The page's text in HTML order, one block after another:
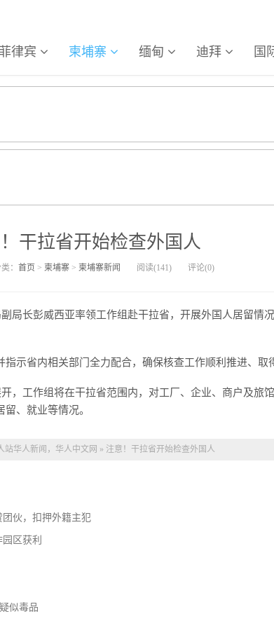
律宾 柬埔寨 缅甸 迪拜 国
干拉省开始检查外国人
： 首页 > 柬埔寨> 柬埔寨新闻 阅读(141) 评论(0)
局长彭威西亚率领工作组赴干拉省，开展外国人居留情
示省内相关部门全力配合，确保核查工作顺利推进、取
，工作组将在干拉省范围内，对工厂、企业、商户及旅
、就业等情况。
站华人新闻，华人中文网 » 注意！干拉省开始检查外国人
伙，扣押外籍主犯
区获利
似毒品